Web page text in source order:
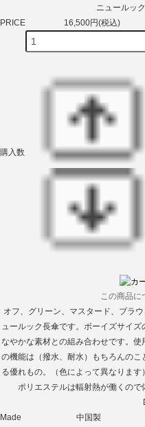
ニュールッ
PRICE
16,500円(税込)
購入数
この商品に
オフ、グリーン、マスタード、ブラ
ュールック長傘です。ボーイズサイ
なやかな素材との組み合わせです。
の機能は（撥水、耐水）もちろんの
る優れもの。（色によって異なります
ポリエステルは輻射熱が働くので
Made
中国製